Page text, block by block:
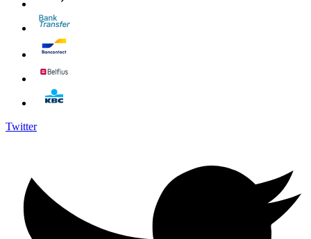
Twitter